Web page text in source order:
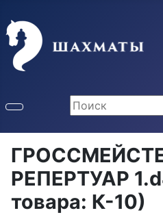
РЕПЕРТУАР
товара: К-10)